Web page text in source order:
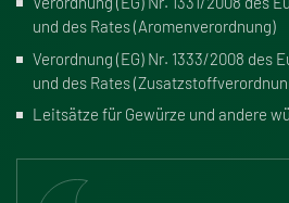
und des Rates (Aromenverordnung)
Verordnung (EG) Nr. 1333/2008 des
und des Rates
Leitsätze für Gewürze und andere